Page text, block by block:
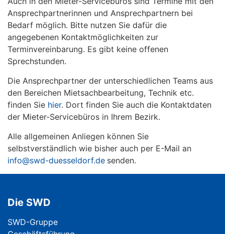
Ansprechpartnerinnen und Ansprechpartnern bei
Bedarf möglich. Bitte nutzen Sie dafür die
angegebenen Kontaktmöglichkeiten zur
Terminvereinbarung. Es gibt keine offenen
Sprechstunden.
Die Ansprechpartner der unterschiedlichen Teams aus
den Bereichen Mietsachbearbeitung, Technik etc.
finden Sie hier. Dort finden Sie auch die Kontaktdaten
der Mieter-Servicebüros in Ihrem Bezirk.
Alle allgemeinen Anliegen können Sie
selbstverständlich wie bisher auch per E-Mail an
info@swd-duesseldorf.de senden.
Die SWD
Navigation überspringen
SWD-Gruppe